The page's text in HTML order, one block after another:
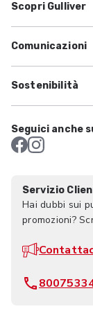
Scopri Gulliver
Comunicazioni
Sostenibilità
Seguici anche
Servizio
Hai dubbi sui
promozioni?